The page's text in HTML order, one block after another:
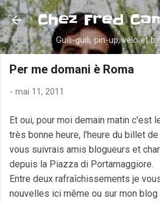
Accéder au contenu
Chez Fred
Guili-guili, pin-up, vélo et
Per me domani è Roma
- mai 11, 2011
Et oui, pour moi demain matin c'est
très bonne heure, l'heure du billet de
vous suivrais amis blogueurs et
depuis la Piazza di Portamaggiore.
Entre deux rafraîchissements je
nouvelles ici même ou sur mon blog